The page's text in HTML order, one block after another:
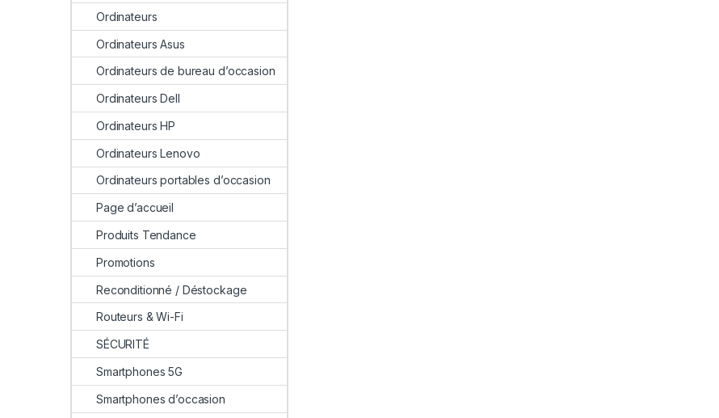
Ordinateurs
Ordinateurs Asus
Ordinateurs de bureau d’occasion
Ordinateurs Dell
Ordinateurs HP
Ordinateurs Lenovo
Ordinateurs portables d’occasion
Page d’accueil
Produits Tendance
Promotions
Reconditionné / Déstockage
Routeurs & Wi-Fi
SÉCURITÉ
Smartphones 5G
Smartphones d’occasion